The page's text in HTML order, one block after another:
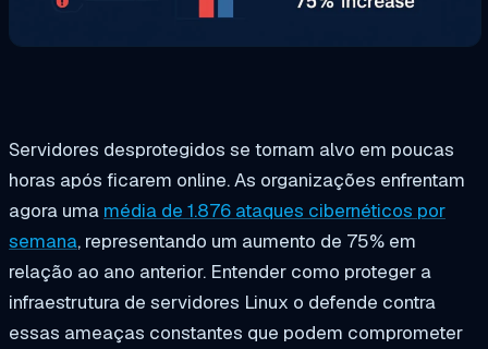
Servidores desprotegidos se tornam alvo em poucas
horas após ficarem online. As organizações enfrentam
agora uma média de 1.876 ataques cibernéticos por
semana, representando um aumento de 75% em
relação ao ano anterior. Entender como proteger a
infraestrutura de servidores Linux o defende contra
essas ameaças constantes que podem comprometer